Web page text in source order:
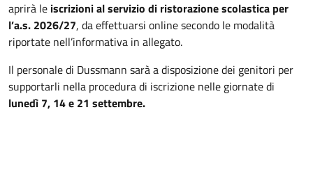
aprirà le iscrizioni al servizio di ristorazione scolastica per
l’a.s. 2026/27, da effettuarsi online secondo le modalità
riportate nell’informativa in allegato.
Il personale di Dussmann sarà a disposizione dei genitori per
supportarli nella procedura di iscrizione nelle giornate di
lunedì 7, 14 e 21 settembre.